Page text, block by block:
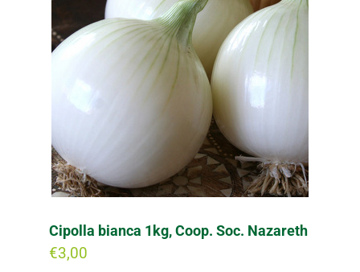
Cipolla bianca 1kg, Coop. Soc. Nazareth
€3,00